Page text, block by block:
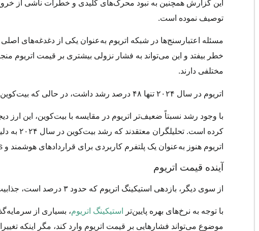
توصیف نموده است.
مسئله اعتبارسنج‌ها در شبکه اتریوم به‌عنوان یکی از دغدغه‌های
مختلفی دارند.
اتریوم در سال ۲۰۲۴ تنها ۴۸ درصد رشد داشت، در حالی که بیت‌کوین با ۱۲۰ درصد افزایش، فاصله زیادی با اتریوم ایجاد کرد.
با وجود رشد نسبتاً ضعیف‌تر اتریوم در مقایسه با بیت‌کوین، این ارز
کرده
اتریوم هنوز به‌عنوان یک پلتفرم کاربردی برای قراردادهای هوشمند و DApps به شمار می‌رود.
آینده قیمت اتریوم
از سوی دیگر، بازدهی استیکینگ اتریوم که حدود ۳ درصد است، جذابیت کمتری نسبت به نرخ‌های سنتی دارد.
با توجه به نرخ‌های بهره پایین‌تر استیکینگ اتریوم، بسیاری از
موضوع می‌تواند فشارهایی بر قیمت اتریوم وارد کند، مگر اینکه